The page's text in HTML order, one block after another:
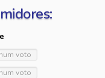
voto
voto